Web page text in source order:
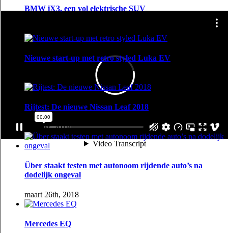
BMW iX3, een vol elektrische SUV
Nieuwe start-up met retro styled Luka EV
Rijtest: De nieuwe Nissan Leaf 2018
april 1st, 2018
Über staakt testen met autonoom rijdende auto’s na
dodelijk ongeval
maart 26th, 2018
Mercedes EQ